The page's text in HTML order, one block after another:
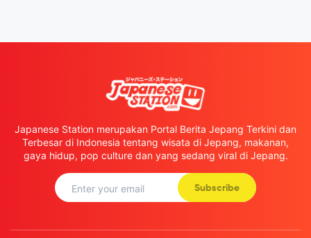
Japanese Station merupakan Portal Berita Jepang Terkini dan
Terbesar di Indonesia tentang wisata di Jepang, makanan,
gaya hidup, pop culture dan yang sedang viral di Jepang.
Subscribe